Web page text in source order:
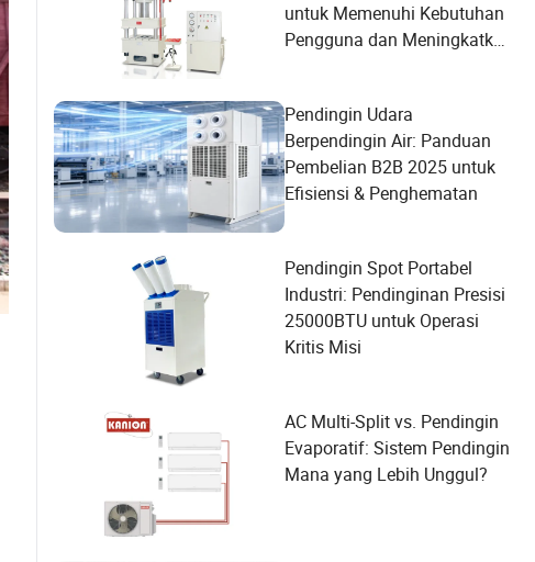
untuk Memenuhi Kebutuhan
Pengguna dan Meningkatkan
Pendingin Udara
Berpendingin Air: Panduan
Pembelian B2B 2025 untuk
Efisiensi & Penghematan
Pendingin Spot Portabel
Industri: Pendinginan Presisi
25000BTU untuk Operasi
Kritis Misi
AC Multi-Split vs. Pendingin
Evaporatif: Sistem Pendingin
Mana yang Lebih Unggul?